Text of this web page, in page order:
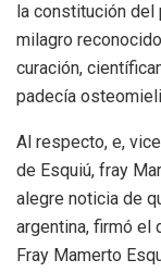
la constitución del
milagro
curación,
padecía
Al respecto, e,
de Esquiú, fray
alegre noticia de
argentina, firmó el
Fray Mamerto